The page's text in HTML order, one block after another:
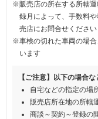
※販売店の所在する所轄
録月によって、手数料
売店にお問合せください
※車検の切れた車両の場
います
【ご注意】以下の場合
自宅などの指定の場
販売店所在地の所轄
商談～契約～登録の